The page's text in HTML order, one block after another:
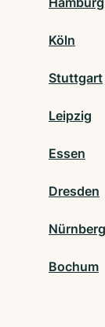
Köln
Stuttgart
Leipzig
Essen
Dresden
Nürnberg
Bochum